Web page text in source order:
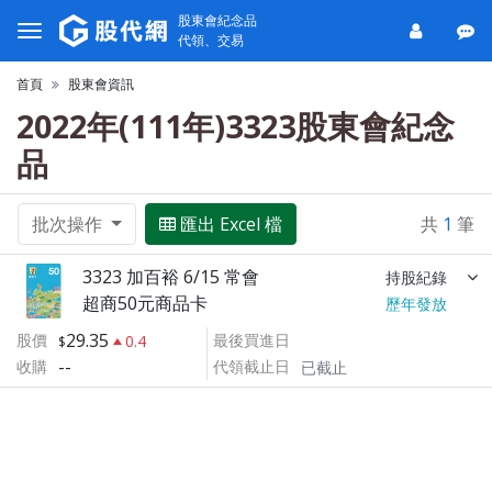
股東會紀念品
代領、交易
首頁 股東會資訊
2022年(111年)3323股東會紀念
品
批次操作 匯出 Excel 檔 共 1 筆
3323 加百裕 6/15 常會 持股紀錄
超商50元商品卡
歷年發放
股價
29.35
0.4
收購 --
最後買進日
代領截止日
已截止